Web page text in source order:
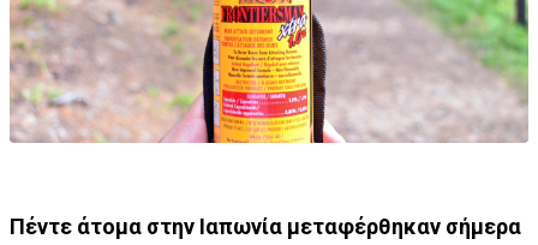
Πέντε άτομα στην Ιαπωνία μεταφέρθηκαν σήμερα